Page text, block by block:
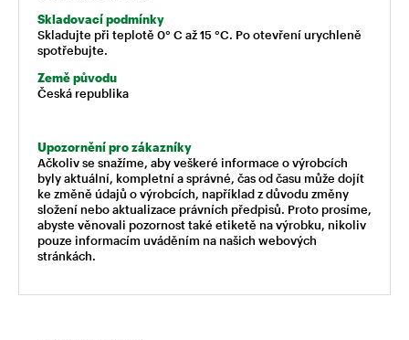
Skladovací podmínky
Skladujte při teplotě 0° C až 15 °C. Po otevření urychleně
spotřebujte.
Země původu
Česká republika
Upozornění pro zákazníky
Ačkoliv se snažíme, aby veškeré informace o výrobcích
byly aktuální, kompletní a správné, čas od času může dojít
ke změně údajů o výrobcích, například z důvodu změny
složení nebo aktualizace právních předpisů. Proto prosíme,
abyste věnovali pozornost také etiketě na výrobku, nikoliv
pouze informacím uváděním na našich webových
stránkách.